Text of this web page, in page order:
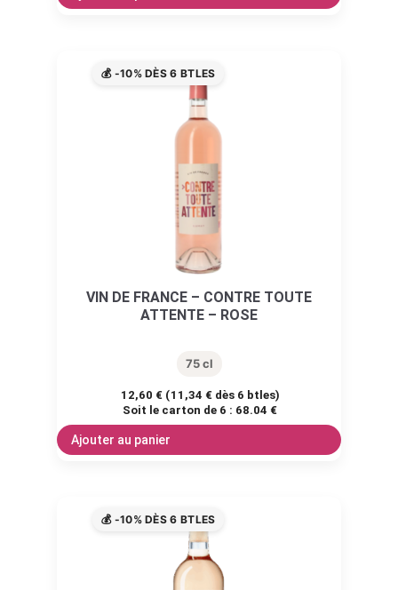
💰 -10% DÈS 6 BTLES
VIN DE FRANCE – CONTRE TOUTE
ATTENTE – ROSE
75 cl
12,60 € (11,34 € dès 6 btles)
Soit le carton de 6 : 68.04 €
Ajouter au panier
💰 -10% DÈS 6 BTLES